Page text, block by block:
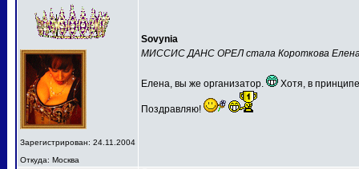
Зарегистрирован: 24.11.2004
Откуда: Москва
Sovynia
МИССИС ДАНС ОРЕЛ стала Короткова
Елена, вы же организатор. Хотя, в
Поздравляю!